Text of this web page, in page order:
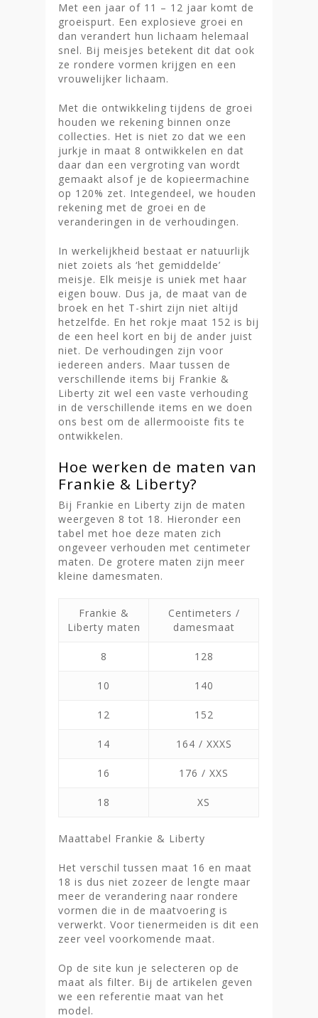
Met een jaar of 11 – 12 jaar komt de
groeispurt. Een explosieve groei en
dan verandert hun lichaam helemaal
snel. Bij meisjes betekent dit dat ook
ze rondere vormen krijgen en een
vrouwelijker lichaam.
Met die ontwikkeling tijdens de groei
houden we rekening binnen onze
collecties. Het is niet zo dat we een
jurkje in maat 8 ontwikkelen en dat
daar dan een vergroting van wordt
gemaakt alsof je de kopieermachine
op 120% zet. Integendeel, we houden
rekening met de groei en de
veranderingen in de verhoudingen.
In werkelijkheid bestaat er natuurlijk
niet zoiets als ‘het gemiddelde’
meisje. Elk meisje is uniek met haar
eigen bouw. Dus ja, de maat van de
broek en het T-shirt zijn niet altijd
hetzelfde. En het rokje maat 152 is bij
de een heel kort en bij de ander juist
niet. De verhoudingen zijn voor
iedereen anders. Maar tussen de
verschillende items bij Frankie &
Liberty zit wel een vaste verhouding
in de verschillende items en we doen
ons best om de allermooiste fits te
ontwikkelen.
Hoe werken de maten van
Frankie & Liberty?
Bij Frankie en Liberty zijn de maten
weergeven 8 tot 18. Hieronder een
tabel met hoe deze maten zich
ongeveer verhouden met centimeter
maten. De grotere maten zijn meer
kleine damesmaten.
Frankie &
Liberty maten
Centimeters /
damesmaat
8 128
10 140
12 152
14 164 / XXXS
16 176 / XXS
18 XS
Maattabel Frankie & Liberty
Het verschil tussen maat 16 en maat
18 is dus niet zozeer de lengte maar
meer de verandering naar rondere
vormen die in de maatvoering is
verwerkt. Voor tienermeiden is dit een
zeer veel voorkomende maat.
Op de site kun je selecteren op de
maat als filter. Bij de artikelen geven
we een referentie maat van het
model.
Homepage
Stories
Contact
Nieuwsbrief
Shop